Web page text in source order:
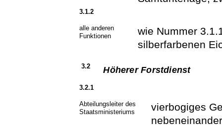
3.1.2
alle anderen
Funktionen
wie Nummer
silberfarbenen
3.2 Höherer Forstdienst
3.2.1
Abteilungsleiter des
Staatsministeriums
vierbogiges